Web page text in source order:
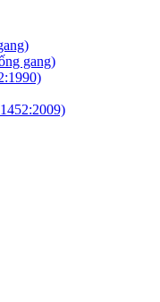
gang)